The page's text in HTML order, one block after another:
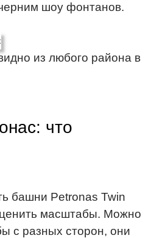
шоу фонтанов.
из любого района в
что
башни Petronas Twin
масштабы. Можно
с разных сторон, они